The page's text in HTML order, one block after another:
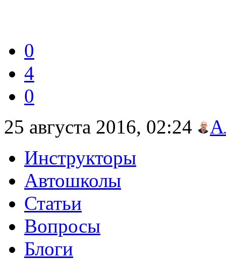
0
4
0
25 августа 2016, 02:24
Инструкторы
Автошколы
Статьи
Вопросы
Блоги